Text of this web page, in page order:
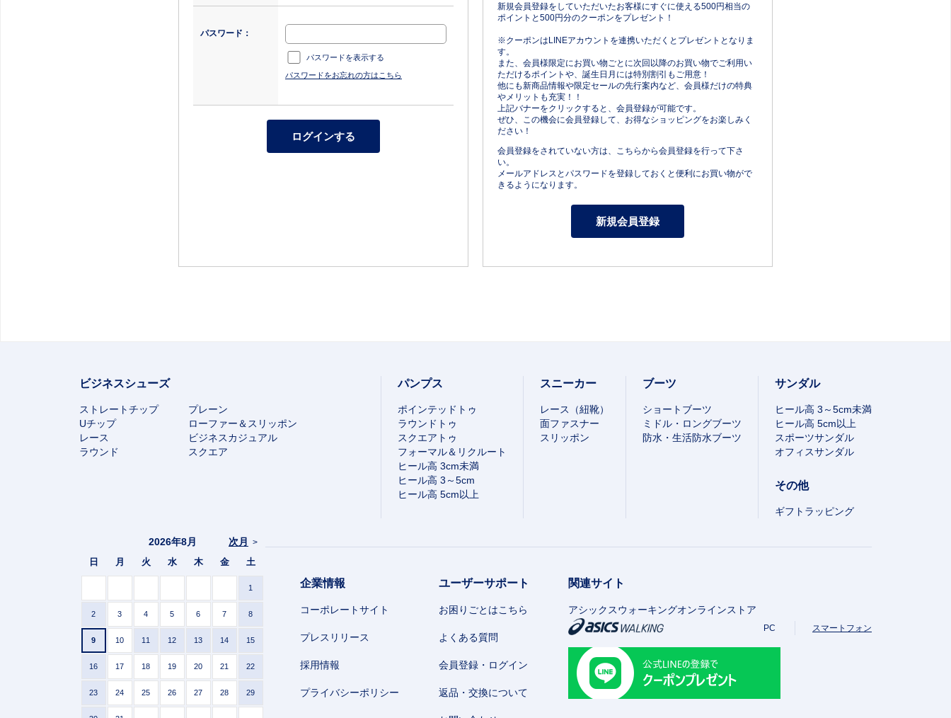
パスワード：
パスワードを表示する
パスワードをお忘れの方はこちら
新規会員登録をしていただいたお客様にすぐに使える500円相当の
ポイントと500円分のクーポンをプレゼント！
※クーポンはLINEアカウントを連携いただくとプレゼントとなりま
す。
また、会員様限定にお買い物ごとに次回以降のお買い物でご利用い
ただけるポイントや、誕生日月には特別割引もご用意！
他にも新商品情報や限定セールの先行案内など、会員様だけの特典
やメリットも充実！！
上記バナーをクリックすると、会員登録が可能です。
ぜひ、この機会に会員登録して、お得なショッピングをお楽しみく
ださい！
会員登録をされていない方は、こちらから会員登録を行って下さ
い。
メールアドレスとパスワードを登録しておくと便利にお買い物がで
きるようになります。
ビジネスシューズ
ストレートチップ
プレーン
Uチップ
ローファー＆スリッポン
レース
ビジネスカジュアル
ラウンド
スクエア
パンプス
ポインテッドトゥ
ラウンドトゥ
スクエアトゥ
フォーマル＆リクルート
ヒール高 3cm未満
ヒール高 3～5cm
ヒール高 5cm以上
スニーカー
レース（紐靴）
面ファスナー
スリッポン
ブーツ
ショートブーツ
ミドル・ロングブーツ
防水・生活防水ブーツ
サンダル
ヒール高 3～5cm未満
ヒール高 5cm以上
スポーツサンダル
オフィスサンダル
その他
ギフトラッピング
次月 >
2026年8月
日 月 火 水 木 金 土
1
2 3 4 5 6 7 8
9 10 11 12 13 14 15
16 17 18 19 20 21 22
23 24 25 26 27 28 29
企業情報
コーポレートサイト
プレスリリース
採用情報
プライバシーポリシー
ユーザーサポート
お困りごとはこちら
よくある質問
会員登録・ログイン
返品・交換について
関連サイト
アシックスウォーキングオンラインストア
PC スマートフォン